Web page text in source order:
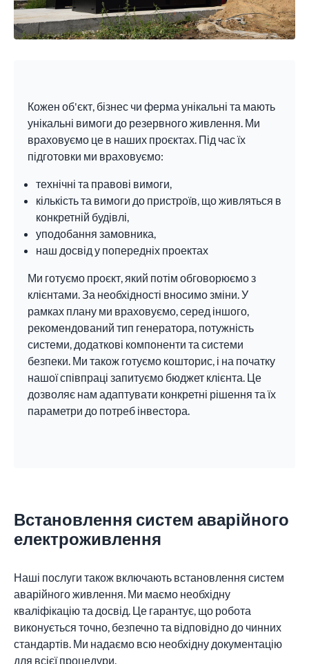
Кожен об'єкт, бізнес чи ферма унікальні та мають
унікальні вимоги до резервного живлення. Ми
враховуємо це в наших проєктах. Під час їх
підготовки ми враховуємо:
технічні та правові вимоги,
кількість та вимоги до пристроїв, що живляться в
конкретній будівлі,
уподобання замовника,
наш досвід у попередніх проектах
Ми готуємо проєкт, який потім обговорюємо з
клієнтами. За необхідності вносимо зміни. У
рамках плану ми враховуємо, серед іншого,
рекомендований тип генератора, потужність
системи, додаткові компоненти та системи
безпеки. Ми також готуємо кошторис, і на початку
нашої співпраці запитуємо бюджет клієнта. Це
дозволяє нам адаптувати конкретні рішення та їх
параметри до потреб інвестора.
Встановлення систем аварійного
електроживлення
Наші послуги також включають встановлення систем
аварійного живлення. Ми маємо необхідну
кваліфікацію та досвід. Це гарантує, що робота
виконується точно, безпечно та відповідно до чинних
стандартів. Ми надаємо всю необхідну документацію
для всієї процедури.